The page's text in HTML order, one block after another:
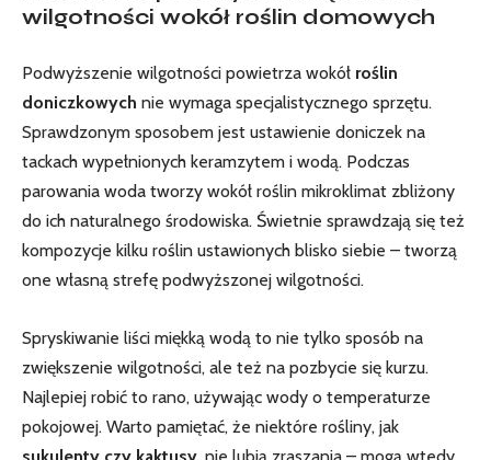
wilgotności wokół roślin domowych
Podwyższenie wilgotności powietrza wokół roślin
doniczkowych nie wymaga specjalistycznego sprzętu.
Sprawdzonym⁤ sposobem jest ustawienie doniczek​ na
tackach wypełnionych keramzytem i wodą. Podczas
parowania ⁣woda tworzy wokół roślin‌ mikroklimat zbliżony
do ich naturalnego ‍środowiska. Świetnie sprawdzają się też
⁢kompozycje kilku roślin ustawionych blisko siebie – tworzą
one własną strefę podwyższonej wilgotności.
Spryskiwanie​ liści miękką wodą‍ to nie tylko sposób na
zwiększenie wilgotności, ale też na pozbycie się⁢ kurzu.
Najlepiej robić to rano, używając wody o temperaturze
pokojowej.‍ Warto pamiętać, że niektóre rośliny, jak